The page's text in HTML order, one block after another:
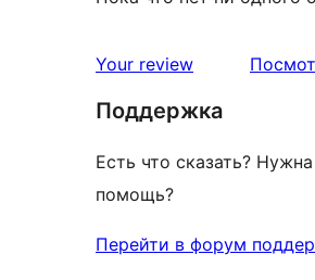
Your review
Поддержка
Есть что сказать? Нужна
помощь?
Перейти в форум